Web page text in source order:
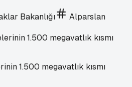
Bakanlığı
Alparslan
1.500 megavatlık kısmı